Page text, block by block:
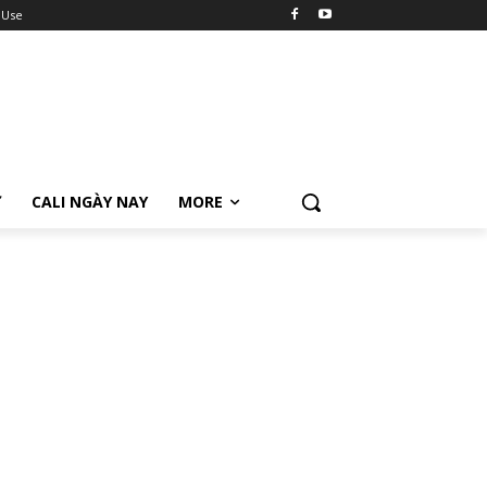
CALI NGÀY NAY MORE